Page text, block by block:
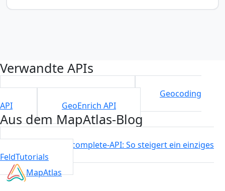
Verwandte APIs
Geocoding
API
GeoEnrich API
Aus dem MapAtlas-Blog
Adress-Autocomplete-API: So steigert ein einziges
FeldTutorials
MapAtlas